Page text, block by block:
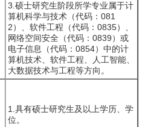
3.硕士研究生阶段所学专业属于计
算机科学与技术（代码：081
2）、软件工程（代码：0835）、
网络空间安全（代码：0839）或
电子信息（代码：0854）中的计
算机技术、软件工程、人工智能、
大数据技术与工程等方向。
1.具有硕士研究生及以上学历、学
位。